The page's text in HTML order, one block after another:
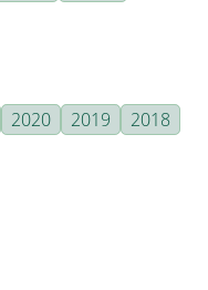
2020 2019
2018